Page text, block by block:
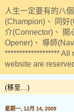
人生一定要有的八
(Champion)、 同好
介(Connector)、 開
Opener)、 導師
******************* All
website are
星期一, 12月 14, 2009